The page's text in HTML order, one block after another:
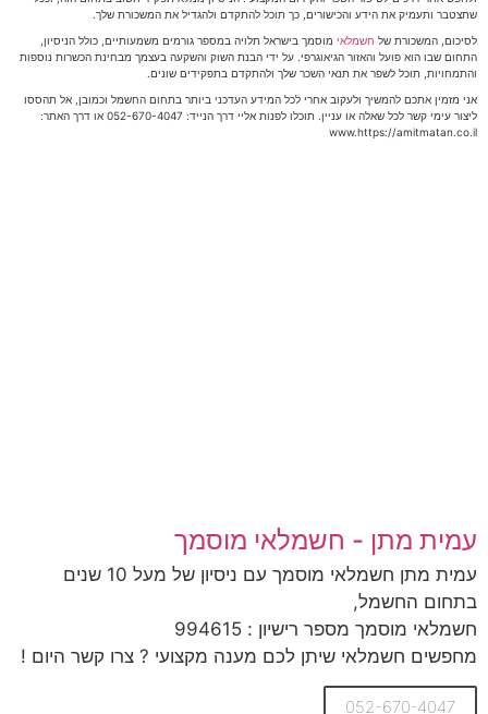
שתצטבר ותעמיק את הידע והכישורים, כך תוכל להתקדם ולהגדיל את המשכורת שלך.
לסיכום, המשכורת של חשמלאי מוסמך בישראל תלויה במספר גורמים משמעותיים, כולל הניסיון,
התחום שבו הוא פועל והאזור הגיאוגרפי. על ידי הבנת השוק והשקעה בעצמך מבחינת הכשרות נוספות
והתמחויות, תוכל לשפר את תנאי השכר שלך ולהתקדם בתפקידים שונים.
אני מזמין אתכם להמשיך ולעקוב אחרי לכל המידע העדכני ביותר בתחום החשמל וכמובן, אל תהססו
ליצור עימי קשר לכל שאלה או עניין. תוכלו לפנות אליי דרך הנייד: 052-670-4047 או דרך האתר:
www.https://amitmatan.co.il
עמית מתן - חשמלאי מוסמך
עמית מתן חשמלאי מוסמך עם ניסיון של מעל 10 שנים
בתחום החשמל,
חשמלאי מוסמך מספר רישיון : 994615
מחפשים חשמלאי שיתן לכם מענה מקצועי ? צרו קשר היום !
052-670-4047